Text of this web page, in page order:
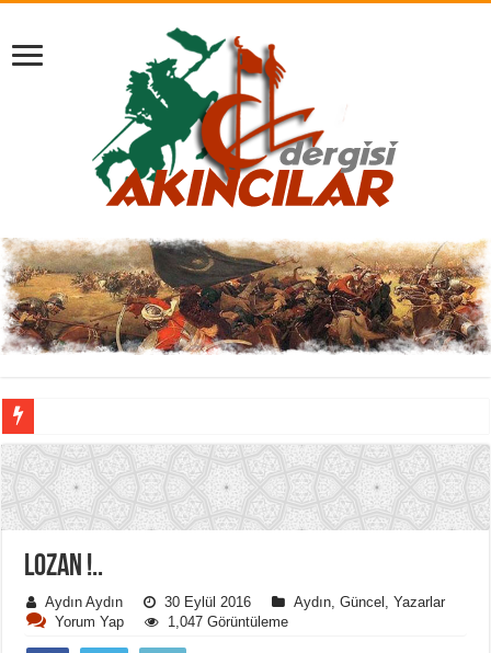
LOZAN !..
Aydın Aydın 30 Eylül 2016 Aydın ,Güncel ,Yazarlar
Yorum Yap
1,047 Görüntüleme